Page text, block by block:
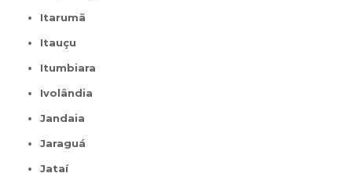
Itarumã
Itauçu
Itumbiara
Ivolândia
Jandaia
Jaraguá
Jataí